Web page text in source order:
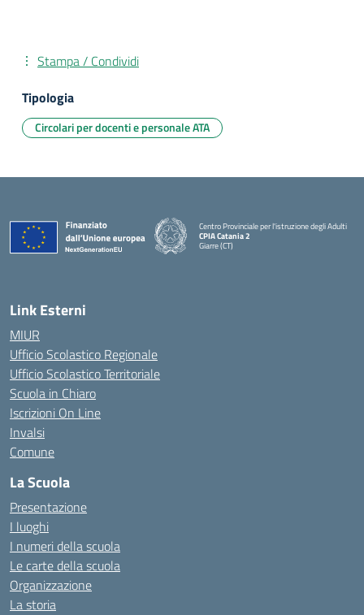
Stampa / Condividi
Tipologia
Circolari per docenti e personale ATA
Centro Provinciale per l'istruzione degli Adulti
CPIA Catania 2
Giarre (CT)
Link Esterni
MIUR
Ufficio Scolastico Regionale
Ufficio Scolastico Territoriale
Scuola in Chiaro
Iscrizioni On Line
Invalsi
Comune
La Scuola
Presentazione
I luoghi
I numeri della scuola
Le carte della scuola
Organizzazione
La storia